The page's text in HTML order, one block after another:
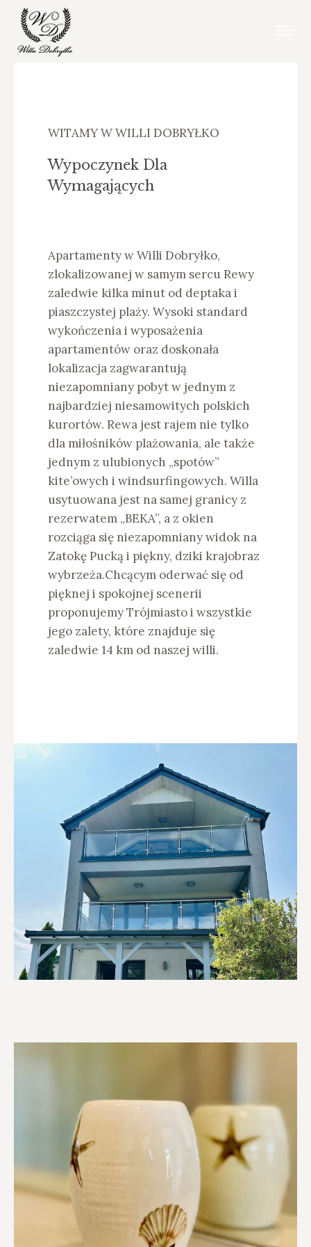
WITAMY W WILLI DOBRYŁKO
Wypoczynek Dla
Wymagających
Apartamenty w Willi Dobryłko,
zlokalizowanej w samym sercu Rewy
zaledwie kilka minut od deptaka i
piaszczystej plaży. Wysoki standard
wykończenia i wyposażenia
apartamentów oraz doskonała
lokalizacja zagwarantują
niezapomniany pobyt w jednym z
najbardziej niesamowitych polskich
kurortów. Rewa jest rajem nie tylko
dla miłośników plażowania, ale także
jednym z ulubionych „spotów”
kite’owych i windsurfingowych. Willa
usytuowana jest na samej granicy z
rezerwatem „BEKA”, a z okien
rozciąga się niezapomniany widok na
Zatokę Pucką i piękny, dziki krajobraz
wybrzeża.Chcącym oderwać się od
pięknej i spokojnej scenerii
proponujemy Trójmiasto i wszystkie
jego zalety, które znajduje się
zaledwie 14 km od naszej willi.